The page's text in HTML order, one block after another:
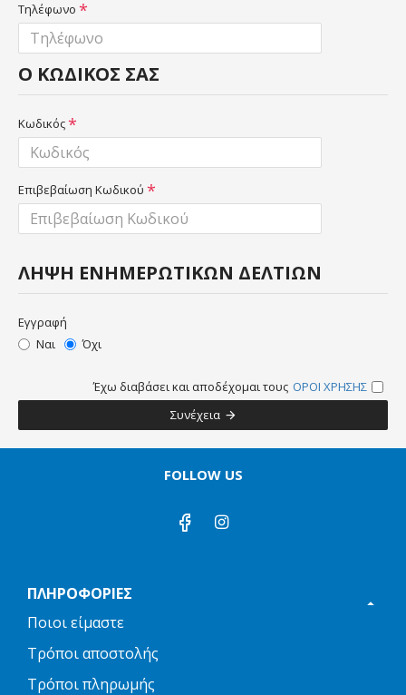
Τηλέφωνο
Ο ΚΩΔΙΚΌΣ ΣΑΣ
Κωδικός
Επιβεβαίωση Κωδικού
ΛΉΨΗ ΕΝΗΜΕΡΩΤΙΚΏΝ ΔΕΛΤΊΩΝ
Εγγραφή
Ναι
Όχι
Έχω διαβάσει και αποδέχομαι τους ΟΡΟΙ ΧΡΗΣΗΣ
Συνέχεια
FOLLOW US
ΠΛΗΡΟΦΟΡΙΕΣ
Ποιοι είμαστε
Τρόποι αποστολής
Τρόποι πληρωμής